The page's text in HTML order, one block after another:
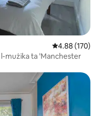
Rating medju
4.88 (170)
mużika ta 'Manchester